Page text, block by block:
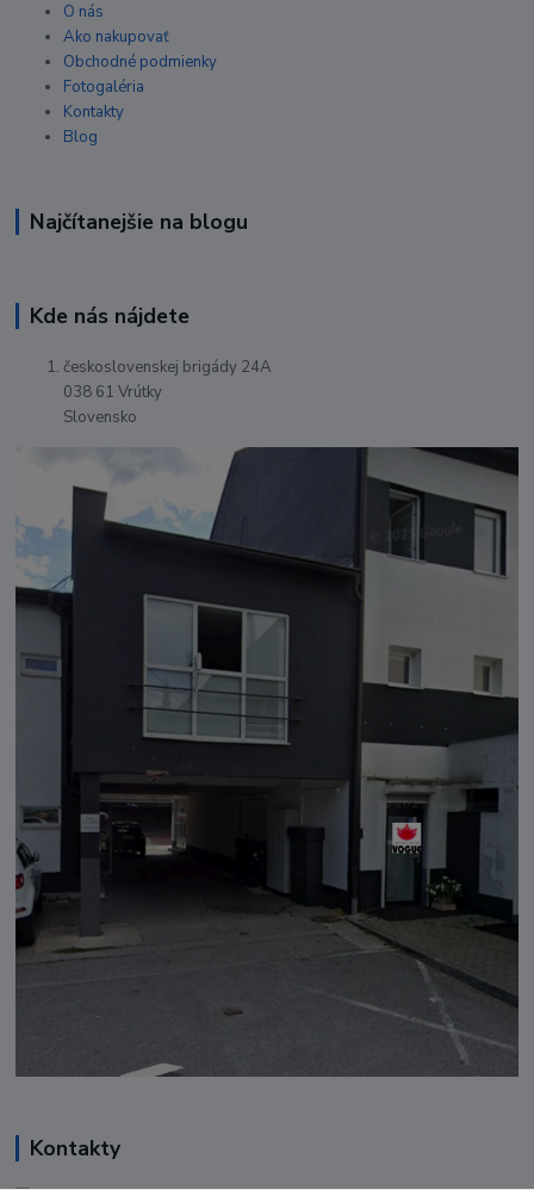
O nás
Ako nakupovať
Obchodné podmienky
Fotogaléria
Kontakty
Blog
Najčítanejšie na blogu
Kde nás nájdete
československej brigády 24A
038 61 Vrútky
Slovensko
Kontakty